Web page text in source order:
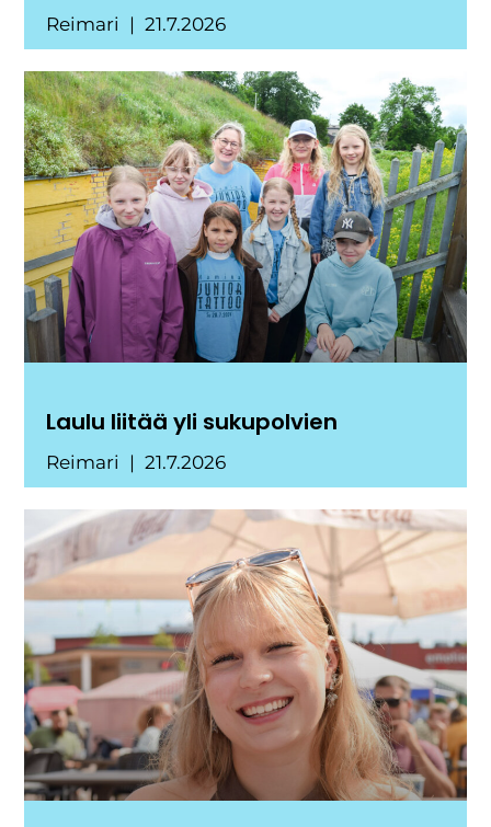
Reimari 21.7.2026
Laulu liitää yli sukupolvien
Reimari 21.7.2026